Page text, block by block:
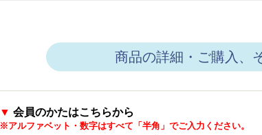
商品の詳細・ご購入、
▼ 会員のかたはこちらから
※アルファベット・数字はすべて「半角」でご入力ください。